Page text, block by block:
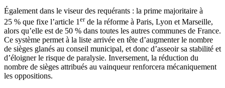
Également dans le viseur des requérants : la prime majoritaire à
25 % que fixe l’article 1erde la réforme à Paris, Lyon et Marseille,
alors qu’elle est de 50 % dans toutes les autres communes de France.
Ce système permet à la liste arrivée en tête d’augmenter le nombre
de sièges glanés au conseil municipal, et donc d’asseoir sa stabilité et
d’éloigner le risque de paralysie. Inversement, la réduction du
nombre de sièges attribués au vainqueur renforcera mécaniquement
les oppositions.